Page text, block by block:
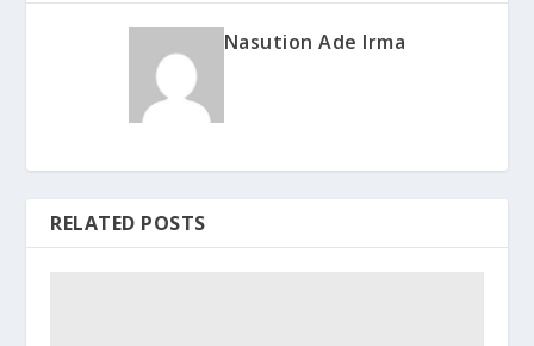
Nasution Ade Irma
RELATED POSTS